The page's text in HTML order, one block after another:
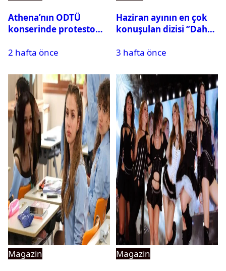
Athena’nın ODTÜ
konserinde protesto
2 hafta önce
Haziran ayının en çok
konuşulan dizisi ‘’Daha
3 hafta önce
Magazin
Magazin